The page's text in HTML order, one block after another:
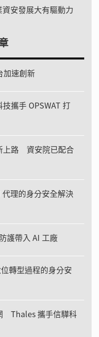
安發展大有驅動力
加速創新
攜手 OPSWAT 打
上路 資安院已配合
理的身分安全解決
護帶入 AI 工廠
轉型過程的身分安
Thales 攜手信驊科